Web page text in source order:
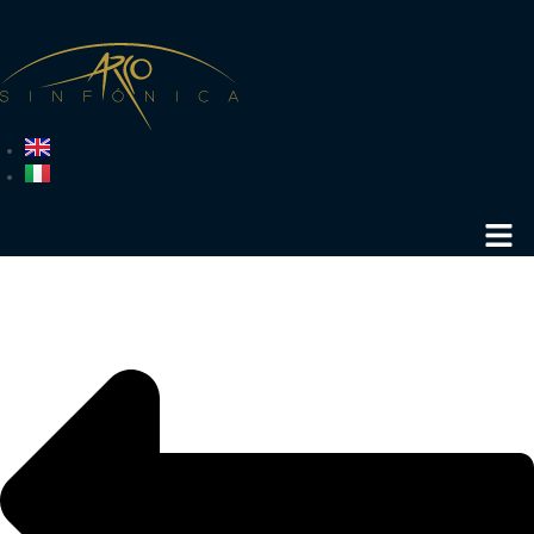
ins tanzhaus NRW. Im Jahr 2019 wirkte Salome an der DVD Produktion
„Ohne Strom“ der Toten Hosen mit. Salome Amend ist seit 2018 Dozentin
an der Folkwang Musikschule Essen und an der Bergischen Universität
Wuppertal.